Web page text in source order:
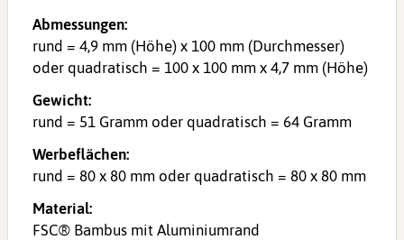
Abmessungen:
rund = 4,9 mm (Höhe) x 100 mm (Durchmesser)
oder quadratisch = 100 x 100 mm x 4,7 mm (Höhe)
Gewicht:
rund = 51 Gramm oder quadratisch = 64 Gramm
Werbeflächen:
rund = 80 x 80 mm oder quadratisch = 80 x 80 mm
Material:
FSC® Bambus mit Aluminiumrand